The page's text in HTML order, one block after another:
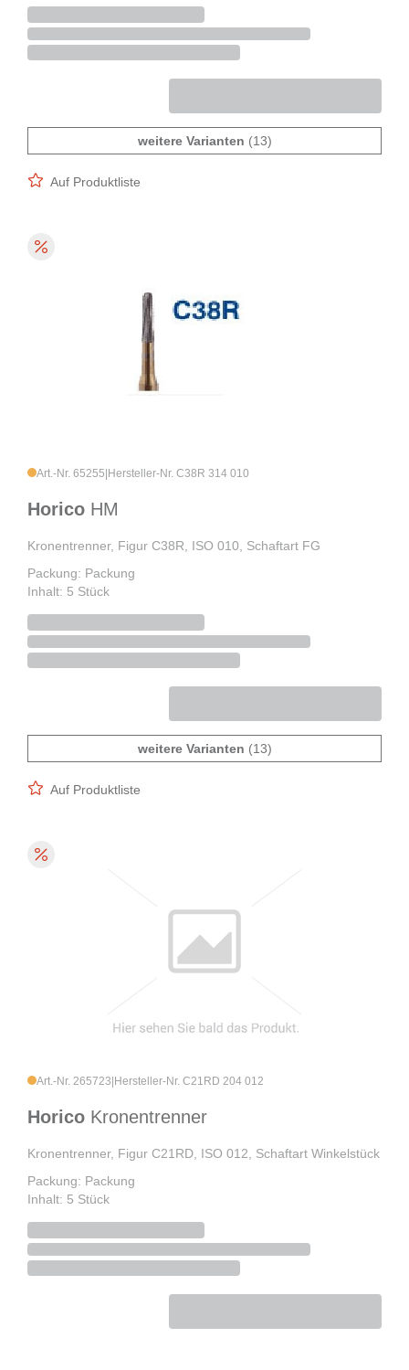
weitere Varianten (13)
Auf Produktliste
Art.-Nr. 65255 Hersteller-Nr. C38R 314 010
Horico HM
Kronentrenner, Figur C38R, ISO 010, Schaftart FG
Packung: Packung
Inhalt: 5 Stück
weitere Varianten (13)
Auf Produktliste
Art.-Nr. 265723 Hersteller-Nr. C21RD 204 012
Horico Kronentrenner
Kronentrenner, Figur C21RD, ISO 012, Schaftart Winkelstück
Packung: Packung
Inhalt: 5 Stück